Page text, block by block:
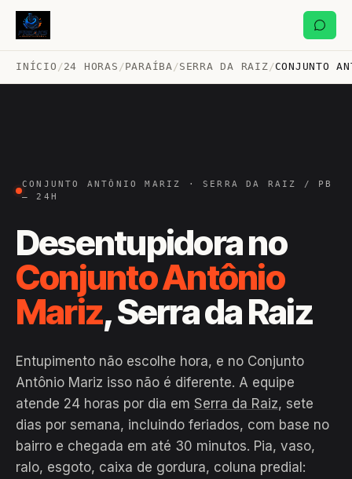
INÍCIO /24 HORAS /PARAÍBA /SERRA DA RAIZ /CONJUNTO
CONJUNTO ANTÔNIO MARIZ · SERRA DA RAIZ / PB
— 24H
Desentupidora no
Conjunto Antônio
Mariz, Serra da Raiz
Entupimento não escolhe hora, e no Conjunto
Antônio Mariz isso não é diferente. A equipe
atende 24 horas por dia em Serra da Raiz, sete
dias por semana, incluindo feriados, com base no
bairro e chegada em até 30 minutos. Pia, vaso,
ralo, esgoto, caixa de gordura, coluna predial: